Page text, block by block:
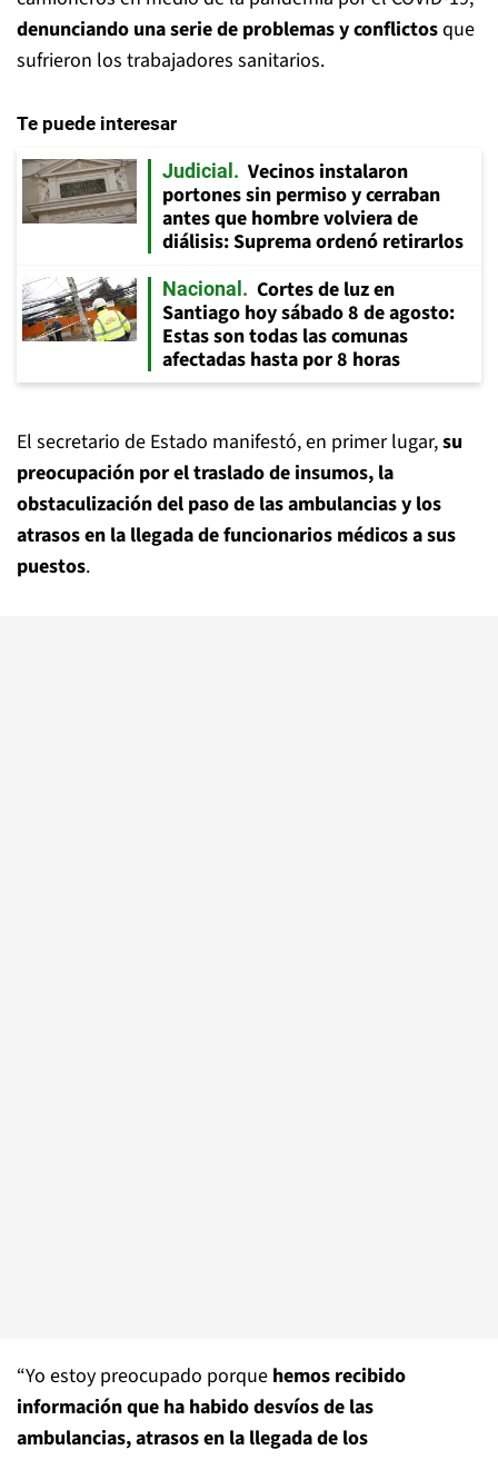
denunciando una serie de problemas y conflictosque
sufrieron los trabajadores sanitarios.
Te puede interesar
Judicial
Vecinos instalaron
portones sin permiso y cerraban
antes que hombre volviera de
diálisis: Suprema ordenó retirarlos
Nacional
Cortes de luz en
Santiago hoy sábado 8 de agosto:
Estas son todas las comunas
afectadas hasta por 8 horas
El secretario de Estado manifestó, en primer lugar,su
preocupación por el traslado de insumos, la
obstaculización del paso de las ambulancias y los
atrasos en la llegada de funcionarios médicos a sus
puestos.
“Yo estoy preocupado porque hemos recibido
información que ha habido desvíos de las
ambulancias, atrasos en la llegada de los